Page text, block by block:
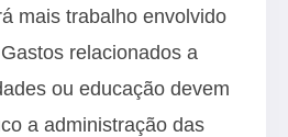
mais trabalho envolvido
relacionados a
ou educação devem
a administração das